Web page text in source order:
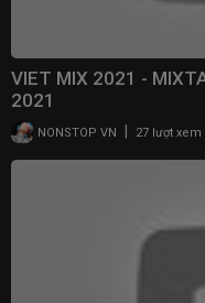
VIET MIX 2021 -
2021
NONSTOP VN 27 lượt xem